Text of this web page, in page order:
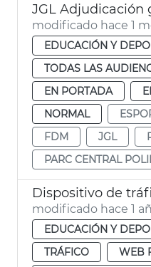
modificado hace 1
EDUCACIÓN Y
TODAS LAS
EN PORTADA
NORMAL
FDM
JGL
PARC CENTRAL
modificado hace 1
EDUCACIÓN Y
TRÁFICO
WEB